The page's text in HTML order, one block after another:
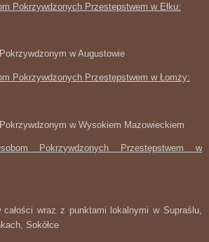
Pokrzywdzonych Przestępstwem w Ełku:
w Augustowie
Pokrzywdzonych Przestępstwem w Łomży:
w Wysokiem Mazowieckiem
Pokrzywdzonych Przestępstwem w
całości wraz z punktami lokalnymi w Supraślu,
Sokółce